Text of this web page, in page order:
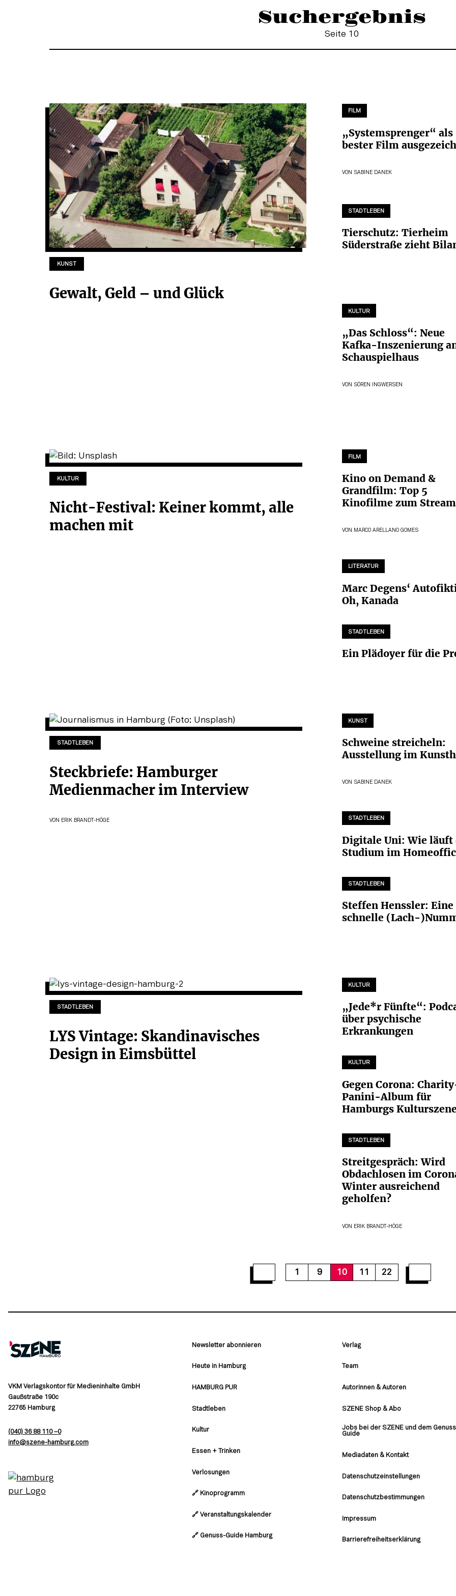
Suchergebnis
Seite 10
KUNST
Gewalt, Geld – und Glück
FILM
„Systemsprenger“ als
bester Film
VON SABINE DANEK
STADTLEBEN
Tierschutz: Tierheim
Süderstraße zieht
KULTUR
„Das Schloss“: Neue
Kafka-Inszenierung
Schauspielhaus
VON SÖREN INGWERSEN
KULTUR
Nicht-Festival: Keiner kommt, alle
machen mit
FILM
Kino on Demand &
Grandfilm: Top 5
Kinofilme zum
VON MARCO ARELLANO GOMES
LITERATUR
Marc Degens‘
Oh, Kanada
STADTLEBEN
Ein Plädoyer für die
STADTLEBEN
Steckbriefe: Hamburger
Medienmacher im Interview
VON ERIK BRANDT-HÖGE
KUNST
Schweine streicheln:
Ausstellung im
VON SABINE DANEK
STADTLEBEN
Digitale Uni: Wie läuft
Studium im
STADTLEBEN
Steffen Henssler: Eine
schnelle (Lach-
STADTLEBEN
LYS Vintage: Skandinavisches
Design in Eimsbüttel
KULTUR
„Jede*r Fünfte“:
über psychische
Erkrankungen
KULTUR
Gegen Corona:
Panini-Album für
Hamburgs
STADTLEBEN
Streitgespräch: Wird
Obdachlosen im
Winter ausreichend
geholfen?
VON ERIK BRANDT-HÖGE
1 9 10 11 22
16 19 20 22
VKM Verlagskontor für Medieninhalte GmbH
Gaußstraße 190c
22765 Hamburg
(040) 36 88 110 –0
moc.grubmah-enezs@ofni
Newsletter abonnieren
Heute in Hamburg
HAMBURG PUR
Stadtleben
Kultur
Essen + Trinken
Verlosungen
🔗 Kinoprogramm
🔗 Veranstaltungskalender
🔗 Genuss-Guide Hamburg
Verlag
Team
Autorinnen & Autoren
SZENE Shop & Abo
Jobs bei der SZENE und dem
Guide
Mediadaten & Kontakt
Datenschutzeinstellungen
Datenschutzbestimmungen
Impressum
Barrierefreiheitserklärung